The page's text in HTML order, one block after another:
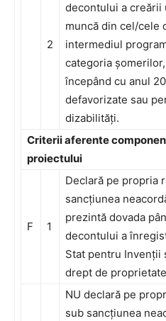
2
decontului a creării
muncă din cel/cele
intermediul
categoria
începând cu anul
defavorizate sau
dizabilități.
Criterii aferente
proiectului
F 1
Declară pe propria
sancțiunea
prezintă dovada
decontului a
Stat pentru Invenții
drept de
NU declară pe
sub sancțiunea